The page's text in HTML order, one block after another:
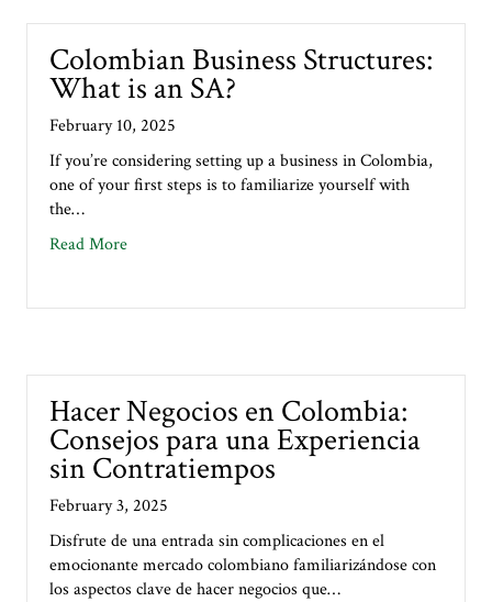
Colombian Business Structures:
What is an SA?
February 10, 2025
If you’re considering setting up a business in Colombia,
one of your first steps is to familiarize yourself with
the…
Read Moreabout Colombian Business Structures: What is an
Hacer Negocios en Colombia:
Consejos para una Experiencia
sin Contratiempos
February 3, 2025
Disfrute de una entrada sin complicaciones en el
emocionante mercado colombiano familiarizándose con
los aspectos clave de hacer negocios que…